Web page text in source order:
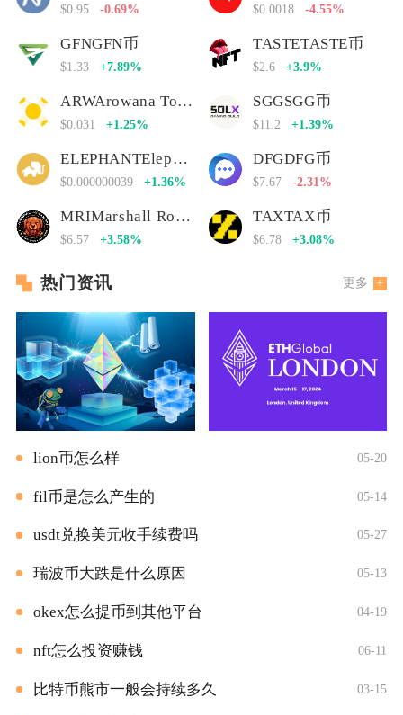
$0.95 -0.69% $0.0018 -4.55%
GFNGFN币
$1.33 +7.89%
TASTETASTE币
$2.6 +3.9%
ARWArowana Token
$0.031 +1.25%
SGGSGG币
$11.2 +1.39%
ELEPHANTElephant Money
$0.000000039 +1.36%
DFGDFG币
$7.67 -2.31%
MRIMarshall Rogan Inu
$6.57 +3.58%
TAXTAX币
$6.78 +3.08%
热门资讯 更多
lion币怎么样 05-20
fil币是怎么产生的 05-14
usdt兑换美元收手续费吗 05-27
瑞波币大跌是什么原因 05-13
okex怎么提币到其他平台 04-19
nft怎么投资赚钱 06-11
比特币熊市一般会持续多久 03-15